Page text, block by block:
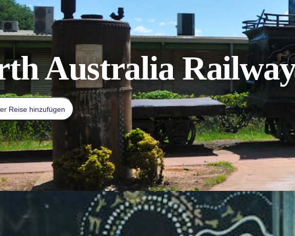
Australia
Reise hinzufügen